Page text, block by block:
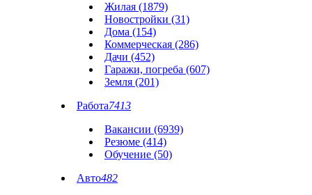
Жилая (1879)
Новостройки (31)
Дома (154)
Коммерческая (286)
Дачи (452)
Гаражи, погреба (607)
Земля (201)
Работа7413
Вакансии (6939)
Резюме (414)
Обучение (50)
Авто482